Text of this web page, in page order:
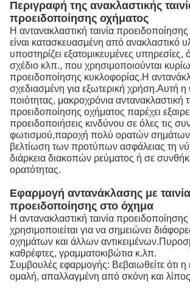
Περιγραφή της ανακλαστικής
προειδοποίησης οχήματος
Η αντανακλαστική ταινία
είναι κατασκευασμένη από ανακλαστικό
υποστηρίζει εξατομικευμένες
σχέδιο κλπ., που χρησιμοποιούνται
προειδοποίησης κυκλοφορίας.Η
σχεδιασμένη για εξωτερική χρήση.Αυτή
ποιότητας, μακροχρόνια αντανακλαστική
προειδοποίησης οχήματος παρέχει
προειδοποιήσεις κινδύνου σε όλες τις
φωτισμού,παροχή πολύ ορατών σημάτων
βελτίωση των προτύπων ασφάλειας τη
διάρκεια διακοπών ρεύματος ή σε
ορατότητας.
Εφαρμογή αντανάκλασης με ταινία
προειδοποίησης στο όχημα
Η αντανακλαστική ταινία
χρησιμοποιείται για να σημειώνει
οχημάτων και άλλων
καθρέφτες, γραμματοκιβώτια κ.λπ.
Συμβουλές εφαρμογής: Βεβαιωθείτε ότι η
ομαλή, απαλλαγμένη από σκόνη και